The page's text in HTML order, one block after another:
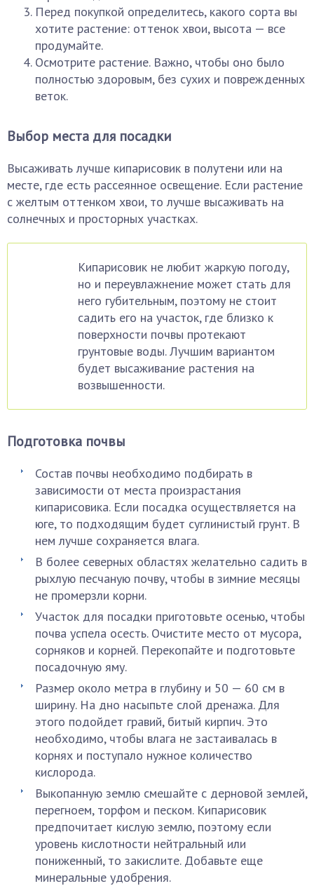
Перед покупкой определитесь, какого сорта вы
хотите растение: оттенок хвои, высота — все
продумайте.
Осмотрите растение. Важно, чтобы оно было
полностью здоровым, без сухих и поврежденных
веток.
Выбор места для посадки
Высаживать лучше кипарисовик в полутени или на
месте, где есть рассеянное освещение. Если растение
с желтым оттенком хвои, то лучше высаживать на
солнечных и просторных участках.
Кипарисовик не любит жаркую погоду,
но и переувлажнение может стать для
него губительным, поэтому не стоит
садить его на участок, где близко к
поверхности почвы протекают
грунтовые воды. Лучшим вариантом
будет высаживание растения на
возвышенности.
Подготовка почвы
Состав почвы необходимо подбирать в
зависимости от места произрастания
кипарисовика. Если посадка осуществляется на
юге, то подходящим будет суглинистый грунт. В
нем лучше сохраняется влага.
В более северных областях желательно садить в
рыхлую песчаную почву, чтобы в зимние месяцы
не промерзли корни.
Участок для посадки приготовьте осенью, чтобы
почва успела осесть. Очистите место от мусора,
сорняков и корней. Перекопайте и подготовьте
посадочную яму.
Размер около метра в глубину и 50 — 60 см в
ширину. На дно насыпьте слой дренажа. Для
этого подойдет гравий, битый кирпич. Это
необходимо, чтобы влага не застаивалась в
корнях и поступало нужное количество
кислорода.
Выкопанную землю смешайте с дерновой землей,
перегноем, торфом и песком. Кипарисовик
предпочитает кислую землю, поэтому если
уровень кислотности нейтральный или
пониженный, то закислите. Добавьте еще
минеральные удобрения.